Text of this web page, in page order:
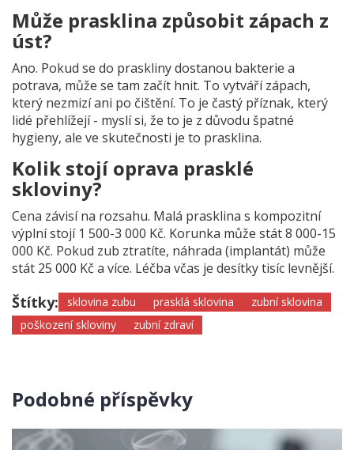
Může prasklina způsobit zápach z
úst?
Ano. Pokud se do praskliny dostanou bakterie a
potrava, může se tam začít hnit. To vytváří zápach,
který nezmizí ani po čištění. To je častý příznak, který
lidé přehlížejí - myslí si, že to je z důvodu špatné
hygieny, ale ve skutečnosti je to prasklina.
Kolik stojí oprava prasklé
skloviny?
Cena závisí na rozsahu. Malá prasklina s kompozitní
výplní stojí 1 500-3 000 Kč. Korunka může stát 8 000-15
000 Kč. Pokud zub ztratíte, náhrada (implantát) může
stát 25 000 Kč a více. Léčba včas je desítky tisíc levnější.
Štítky: sklovina zubu prasklá sklovina
zubní sklovina
poškození skloviny
zubní zdraví
Podobné příspěvky